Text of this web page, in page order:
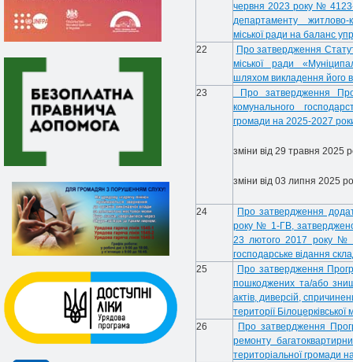
червня 2023 року №
департаменту житлово-
міської ради на баланс
22
Про затвердження
міської ради
шляхом викладення його в
23
Про затвердження
комунального
громади на 2025-2027
зміни від 29 травня 2025
зміни від 03 липня 2025
24
Про затвердження
року № 1-ГВ,
23 лютого 2017 року №
господарське відання
25
Про затвердження
пошкоджених та/або
актів, диверсій,
території Білоцерківської
26
Про затвердження
ремонту
територіальної громади